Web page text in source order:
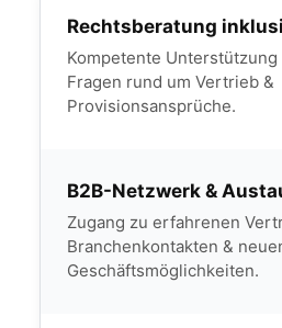
Rechtsberatung
Kompetente
Fragen rund um Vertrieb &
Provisionsansprüche.
B2B-Netzwerk &
Zugang zu erfahrenen
Branchenkontakten &
Geschäftsmöglichkeiten.